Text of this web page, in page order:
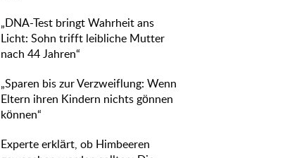
„DNA-Test bringt Wahrheit ans
Licht: Sohn trifft leibliche Mutter
nach 44 Jahren“
„Sparen bis zur Verzweiflung: Wenn
Eltern ihren Kindern nichts gönnen
können“
Experte erklärt, ob Himbeeren